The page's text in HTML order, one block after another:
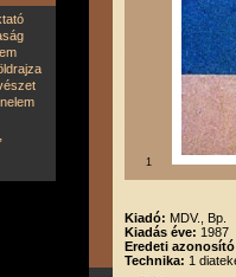
,
1
Kiadó: MDV., Bp.
Kiadás éve: 1987
Eredeti
Technika: 1